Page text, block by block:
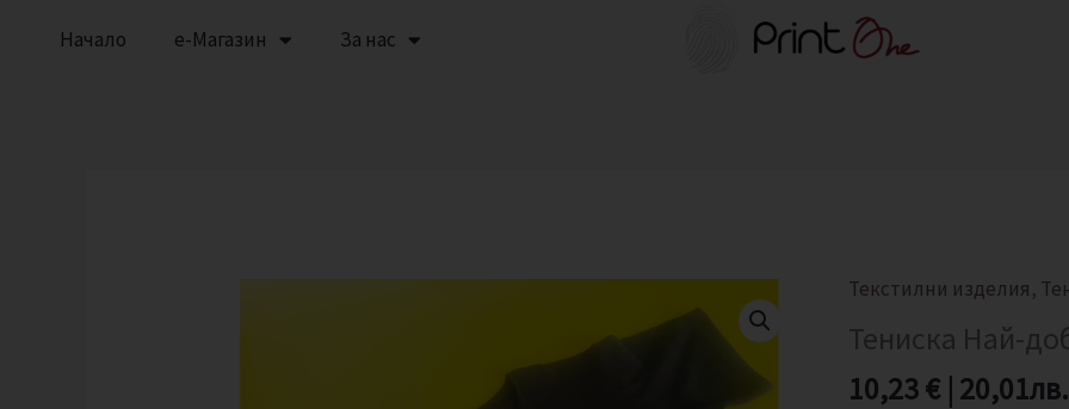
Начало е-Магазин За нас
Текстилни изделия,
Тениска Най-
10,23€| 20,01лв.
количество
за
Най-